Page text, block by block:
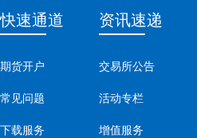
快速通道
期货开户
常见问题
下载服务
资讯速递
交易所公告
活动专栏
增值服务